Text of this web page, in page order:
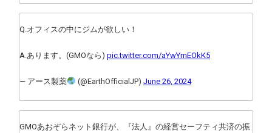
Q.オフィスの中にジムが欲しい！
A.あります。(GMOなら) pic.twitter.com/aYwYmEOkK5
— アース製薬 (@EarthOfficialJP) June 26, 2024
GMOあおぞらネット銀行が、『法人』の経営セーフティ共済の振